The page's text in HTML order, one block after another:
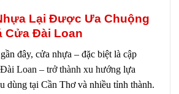
Lại Được Ưa Chuộng
Cửa Đài Loan
đây, cửa nhựa – đặc biệt là cập
Loan – trở thành xu hướng lựa
dùng tại Cần Thơ và nhiều tỉnh thành.